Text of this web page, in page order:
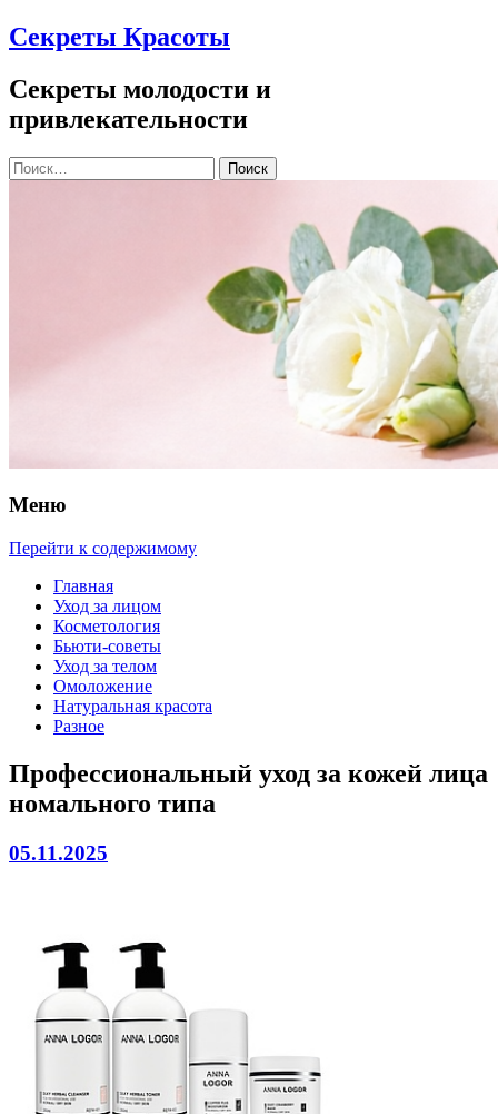
Секреты Красоты
Секреты молодости и
привлекательности
Найти:
Меню
Перейти к содержимому
Главная
Уход за лицом
Косметология
Бьюти-советы
Уход за телом
Омоложение
Натуральная красота
Разное
Профессиональный уход за кожей лица
номального типа
05.11.2025